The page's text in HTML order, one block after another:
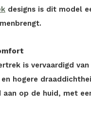
designs is dit model
is vervaardigd
hogere
aan op de huid, met